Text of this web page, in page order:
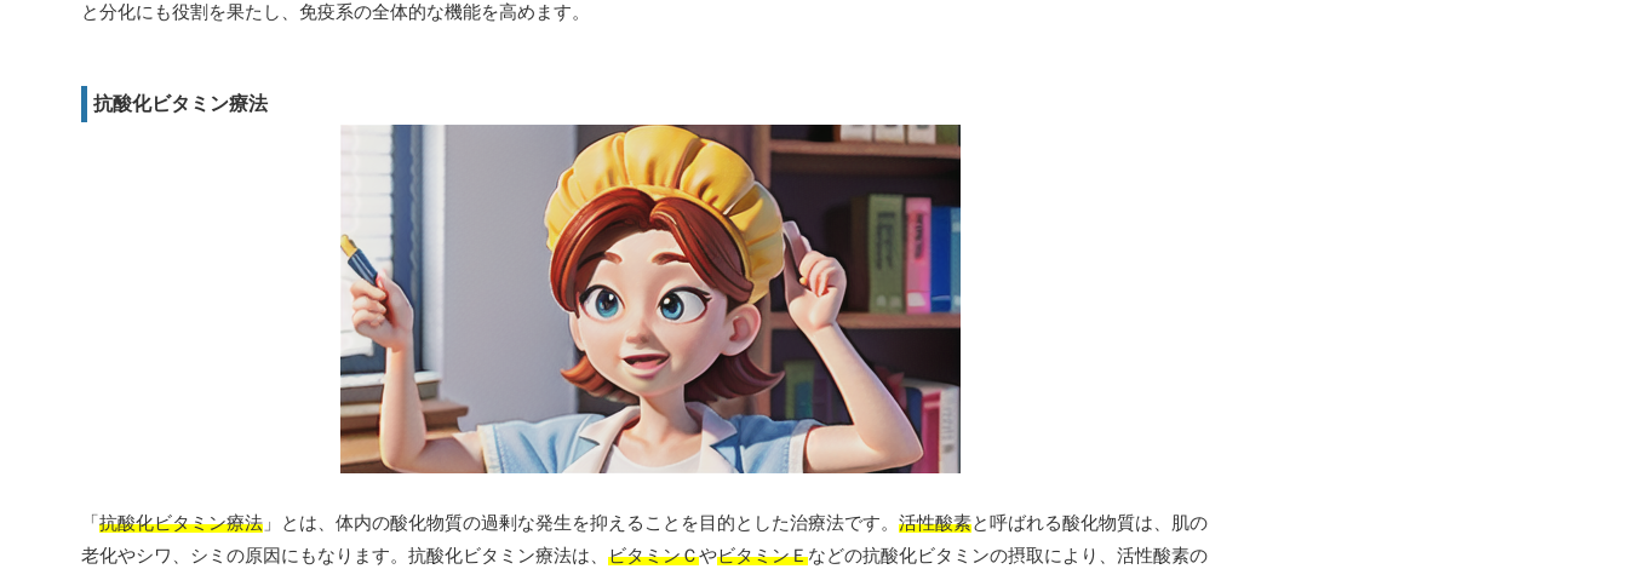
と分化にも役割を果たし、免疫系の全体的な機能を高めます。
抗酸化ビタミン療法
「抗酸化ビタミン療法 」とは、体内の酸化物質の過剰な発生を抑えることを目的とした治療法です。 活性酸素と呼ばれる酸化物質は、肌の
老化やシワ、シミの原因にもなります。抗酸化ビタミン療法は、 ビタミンＣやビタミンＥなどの抗酸化ビタミンの摂取により、活性酸素の